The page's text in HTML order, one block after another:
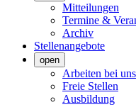
Mitteilungen
Termine &
Archiv
Stellenangebote
open
Arbeiten bei uns
Freie Stellen
Ausbildung